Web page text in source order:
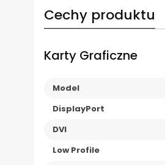
Cechy produktu
Karty Graficzne
Model
DisplayPort
DVI
Low Profile